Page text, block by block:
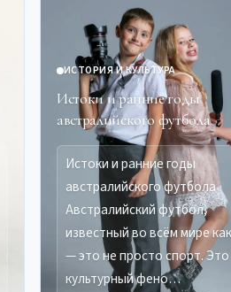
ИСТОРИЯ И КУЛЬТУРА
Истоки и ранние годы
австралийского футбола
Истоки и ранние годы
австралийского футбола
Австралийский футбол,
известный во всём мире
— это не просто спорт. Это
культурный фено…